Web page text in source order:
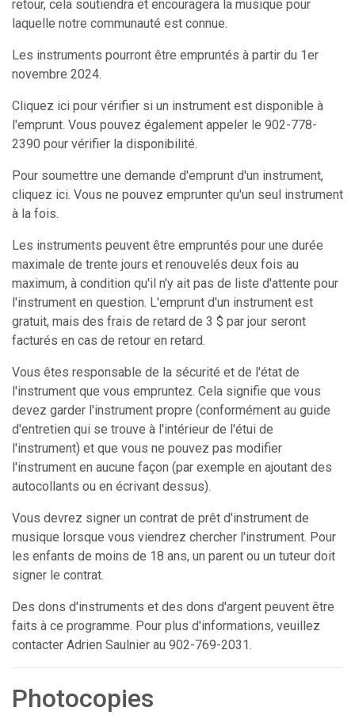
retour, cela soutiendra et encouragera la musique pour
laquelle notre communauté est connue.
Les instruments pourront être empruntés à partir du 1er
novembre 2024.
Cliquez ici pour vérifier si un instrument est disponible à
l'emprunt. Vous pouvez également appeler le 902-778-
2390 pour vérifier la disponibilité.
Pour soumettre une demande d'emprunt d'un instrument,
cliquez ici. Vous ne pouvez emprunter qu'un seul instrument
à la fois.
Les instruments peuvent être empruntés pour une durée
maximale de trente jours et renouvelés deux fois au
maximum, à condition qu'il n'y ait pas de liste d'attente pour
l'instrument en question. L'emprunt d'un instrument est
gratuit, mais des frais de retard de 3 $ par jour seront
facturés en cas de retour en retard.
Vous êtes responsable de la sécurité et de l'état de
l'instrument que vous empruntez. Cela signifie que vous
devez garder l'instrument propre (conformément au guide
d'entretien qui se trouve à l'intérieur de l'étui de
l'instrument) et que vous ne pouvez pas modifier
l'instrument en aucune façon (par exemple en ajoutant des
autocollants ou en écrivant dessus).
Vous devrez signer un contrat de prêt d'instrument de
musique lorsque vous viendrez chercher l'instrument. Pour
les enfants de moins de 18 ans, un parent ou un tuteur doit
signer le contrat.
Des dons d'instruments et des dons d'argent peuvent être
faits à ce programme. Pour plus d'informations, veuillez
contacter Adrien Saulnier au 902-769-2031.
Photocopies